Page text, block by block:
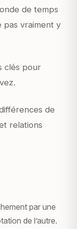
de temps
pas vraiment y
clés pour
de
relations
par une
de l’autre.